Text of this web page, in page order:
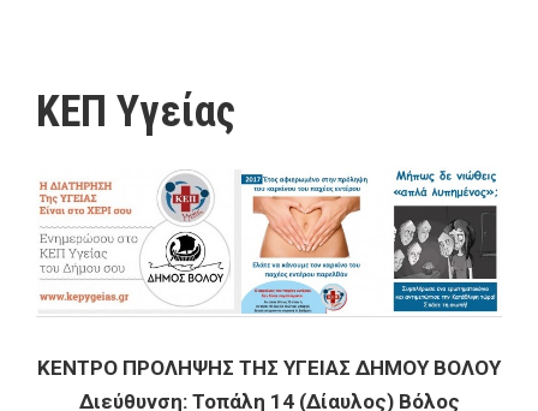
ΚΕΠ Υγείας
ΚΕΝΤΡΟ ΠΡΟΛΗΨΗΣ ΤΗΣ ΥΓΕΙΑΣ ΔΗΜΟΥ ΒΟΛΟΥ
Διεύθυνση: Τοπάλη 14 (Δίαυλος) Βόλος